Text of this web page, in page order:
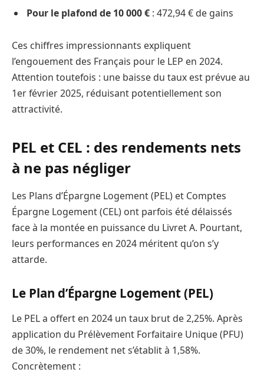
Pour le plafond de 10 000 € : 472,94 € de gains
Ces chiffres impressionnants expliquent
l’engouement des Français pour le LEP en 2024.
Attention toutefois : une baisse du taux est prévue au
1er février 2025, réduisant potentiellement son
attractivité.
PEL et CEL : des rendements nets
à ne pas négliger
Les Plans d’Épargne Logement (PEL) et Comptes
Épargne Logement (CEL) ont parfois été délaissés
face à la montée en puissance du Livret A. Pourtant,
leurs performances en 2024 méritent qu’on s’y
attarde.
Le Plan d’Épargne Logement (PEL)
Le PEL a offert en 2024 un taux brut de 2,25%. Après
application du Prélèvement Forfaitaire Unique (PFU)
de 30%, le rendement net s’établit à 1,58%.
Concrètement :